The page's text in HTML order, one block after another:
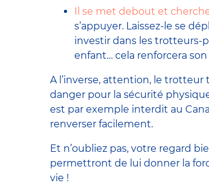
Il se met debout et
s’appuyer. Laissez-le se
investir dans les trotteurs-
enfant… cela renforcera
A l’inverse, attention, le
danger pour la sécurité
est par exemple interdit au
renverser facilement.
Et n’oubliez pas, votre regard
permettront de lui donner la
vie !